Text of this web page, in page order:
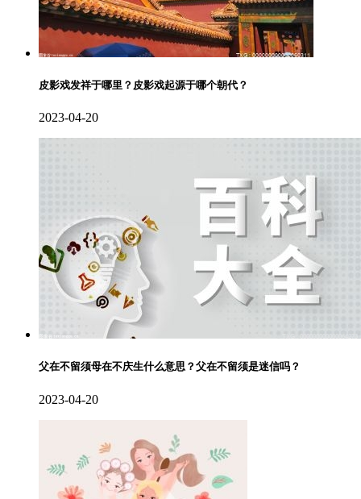
皮影戏发祥于哪里？皮影戏起源于哪个朝代？
2023-04-20
父在不留须母在不庆生什么意思？父在不留须是迷信吗？
2023-04-20